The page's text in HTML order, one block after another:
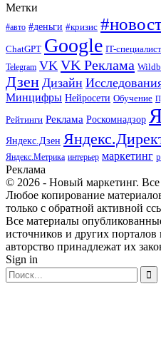
Метки
#авто #деньги #кризис
ChatGPT Google IT-
Telegram VK VK Реклама
Дзен Дизайн
Минцифры Нейросети Обучение
Рейтинги Реклама Роскомнадзор
Яндекс.Дзен
Яндекс.Метрика интерьер маркетинг
Реклама
© 2026 - Новый маркетинг.
Любое копирование
только с обратной активной
Все материалы
источников и других порталов
авторство принадлежат их
Sign in